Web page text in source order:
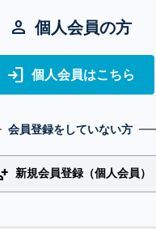
person 個人会員の方
login 個人会員はこちら
会員登録をしていない方
新規会員登録（個人会員）